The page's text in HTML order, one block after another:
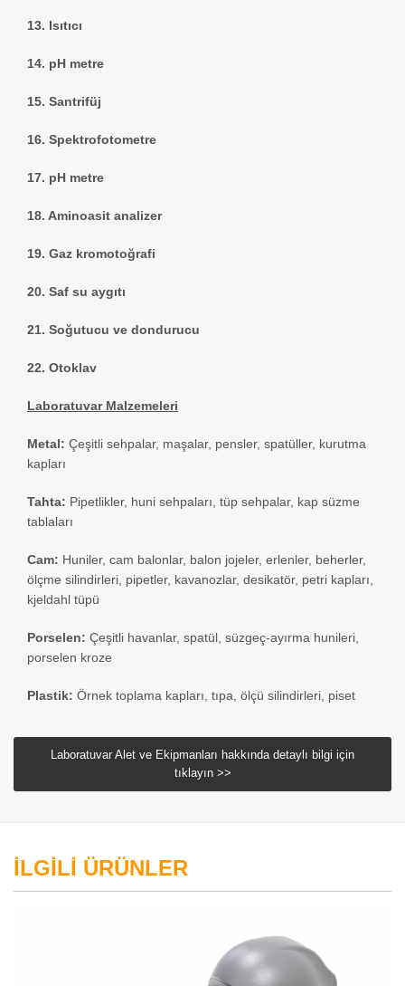
13. Isıtıcı
14. pH metre
15. Santrifüj
16. Spektrofotometre
17. pH metre
18. Aminoasit analizer
19. Gaz kromotoğrafi
20. Saf su aygıtı
21. Soğutucu ve dondurucu
22. Otoklav
Laboratuvar Malzemeleri
Metal: Çeşitli sehpalar, maşalar, pensler, spatüller, kurutma
kapları
Tahta: Pipetlikler, huni sehpaları, tüp sehpalar, kap süzme
tablaları
Cam: Huniler, cam balonlar, balon jojeler, erlenler, beherler,
ölçme silindirleri, pipetler, kavanozlar, desikatör, petri kapları,
kjeldahl tüpü
Porselen: Çeşitli havanlar, spatül, süzgeç-ayırma hunileri,
porselen kroze
Plastik: Örnek toplama kapları, tıpa, ölçü silindirleri, piset
Laboratuvar Alet ve Ekipmanları hakkında detaylı bilgi için
tıklayın >>
İLGİLİ ÜRÜNLER